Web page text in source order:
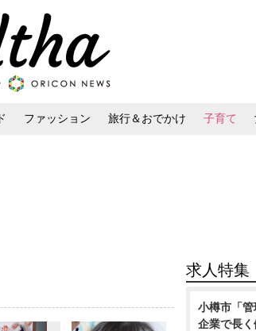
ファッション 旅行＆おでかけ 子育て
求人特集
小樽市「
企業で長く